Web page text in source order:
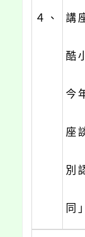
４、 講
酷
今
座
別
同